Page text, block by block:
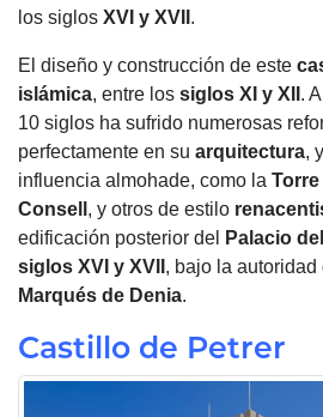
los siglos XVI y XVII .
El diseño y construcción de este
islámica, entre los siglos XI y XII .
10 siglos ha sufrido numerosas
perfectamente en su arquitectura,
influencia almohade, como la
Consell , y otros de estilo
edificación posterior del
Palacio
siglos XVI y XVII , bajo la autoridad
Marqués de Denia.
Castillo de Petrer